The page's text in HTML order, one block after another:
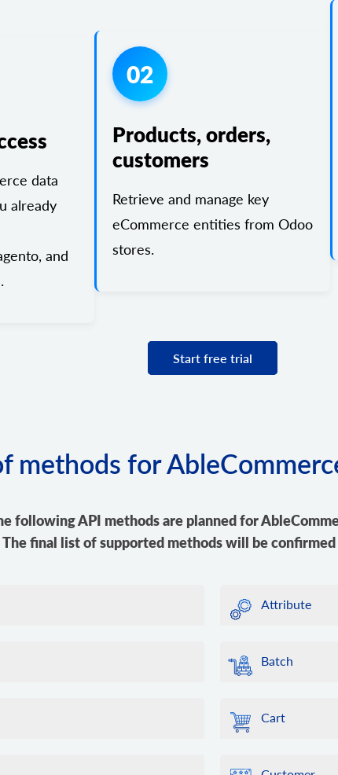
data
already
and
02
Products, orders,
customers
Retrieve and manage key
eCommerce entities from Odoo
stores.
Start free trial
methods for
following API methods are planned for
The final list of supported methods will be confirmed
Attribute
Batch
Cart